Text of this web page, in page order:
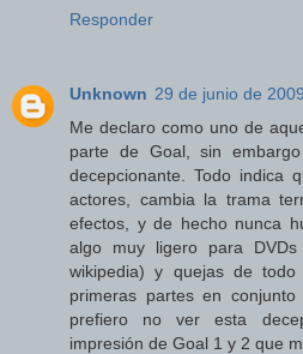
Responder
Unknown 29 de junio de
Me declaro como uno de
parte de Goal, sin
decepcionante. Todo indica
actores, cambia la trama
efectos, y de hecho nunca
algo muy ligero para
wikipedia) y quejas de
primeras partes en
prefiero no ver esta
impresión de Goal 1 y 2 que